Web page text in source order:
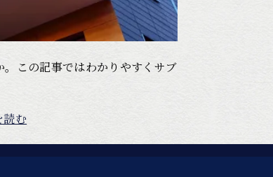
この記事ではわかりやすくサブ
読む